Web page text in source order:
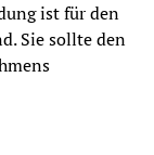
ist für den
Sie sollte den